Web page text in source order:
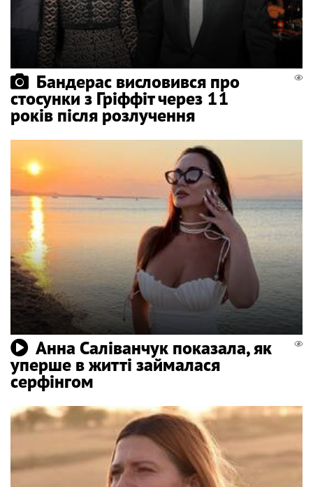
Бандерас висловився про
стосунки з Гріффіт через 11
років після розлучення
Анна Саліванчук показала, як
уперше в житті займалася
серфінгом